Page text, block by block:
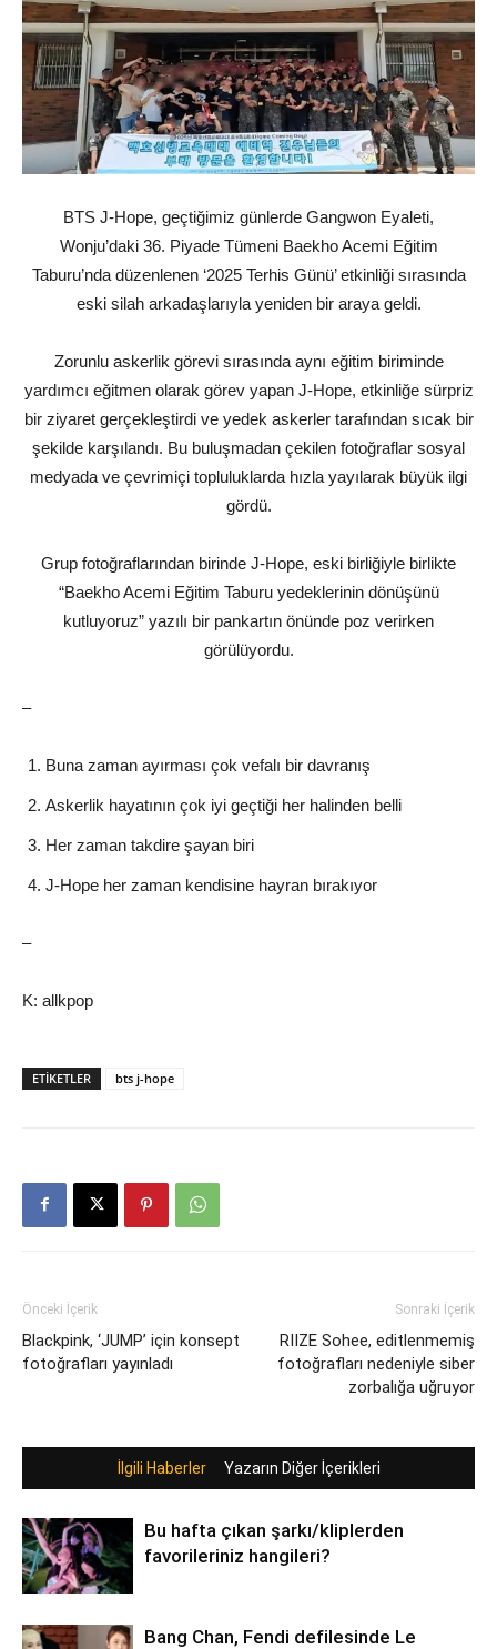
BTS J-Hope, geçtiğimiz günlerde Gangwon Eyaleti,
Wonju’daki 36. Piyade Tümeni Baekho Acemi Eğitim
Taburu’nda düzenlenen ‘2025 Terhis Günü’ etkinliği sırasında
eski silah arkadaşlarıyla yeniden bir araya geldi.
Zorunlu askerlik görevi sırasında aynı eğitim biriminde
yardımcı eğitmen olarak görev yapan J-Hope, etkinliğe sürpriz
bir ziyaret gerçekleştirdi ve yedek askerler tarafından sıcak bir
şekilde karşılandı. Bu buluşmadan çekilen fotoğraflar sosyal
medyada ve çevrimiçi topluluklarda hızla yayılarak büyük ilgi
gördü.
Grup fotoğraflarından birinde J-Hope, eski birliğiyle birlikte
“Baekho Acemi Eğitim Taburu yedeklerinin dönüşünü
kutluyoruz” yazılı bir pankartın önünde poz verirken
görülüyordu.
–
Buna zaman ayırması çok vefalı bir davranış
Askerlik hayatının çok iyi geçtiği her halinden belli
Her zaman takdire şayan biri
J-Hope her zaman kendisine hayran bırakıyor
–
K: allkpop
ETIKETLER bts j-hope
Önceki İçerik
Blackpink, ‘JUMP’ için konsept
fotoğrafları yayınladı
Sonraki İçerik
RIIZE Sohee, editlenmemiş
fotoğrafları nedeniyle siber
zorbalığa uğruyor
İlgili Haberler Yazarın Diğer İçerikleri
Bu hafta çıkan şarkı/kliplerden
favorileriniz hangileri?
Bang Chan, Fendi defilesinde Le